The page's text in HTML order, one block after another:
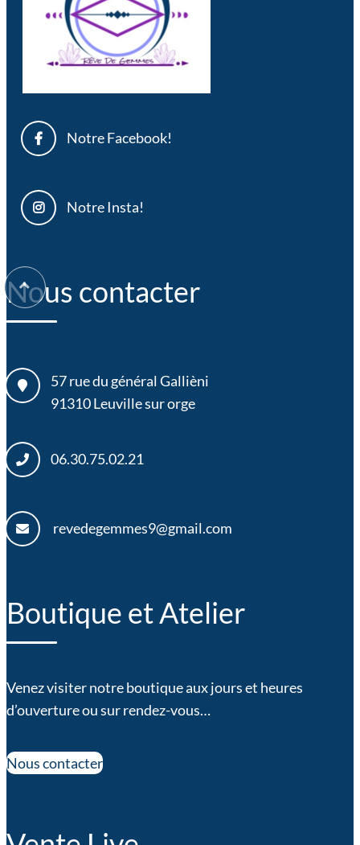
Notre Facebook!
Notre Insta!
Nous contacter
57 rue du général Gallièni
91310Leuville sur orge
06.30.75.02.21
revedegemmes9@gmail.com
Boutique et Atelier
Venez visiter notre boutique aux jours et heures
d’ouverture ou sur rendez-vous…
Nous contacter